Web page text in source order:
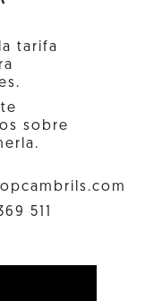
tarifa
sobre
511